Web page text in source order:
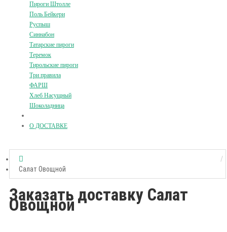
Пироги Штолле
Поль Бейкери
Руспыш
Синнабон
Татарские пироги
Теремок
Тирольские пироги
Три правила
ФАРШ
Хлеб Насущный
Шоколадница
О ДОСТАВКЕ
Салат Овощной
Заказать доставку Салат
Овощной